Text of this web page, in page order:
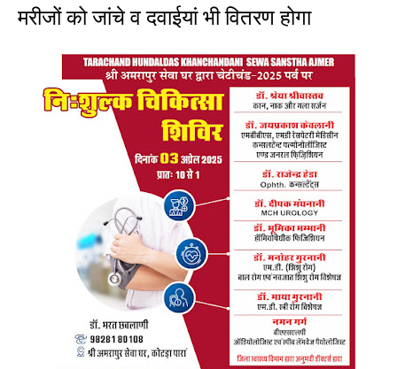
मरीजों को जांचे व दवाईयां भी वितरण होगा